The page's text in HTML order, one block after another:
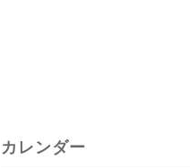
カレンダー